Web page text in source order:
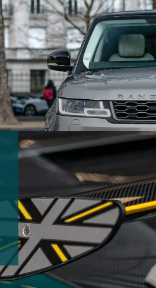
Rover
rêve façonné en acier, en cuir, et en
de vous bichonner, et de vous
l’histoire et créé des véhicules au
souvent légendaire.
ont jalonné son histoire. De la Belle
emblématiques qui font rêver
modèles d'exception, pour un
bouclez vos ceintures, c’est parti !